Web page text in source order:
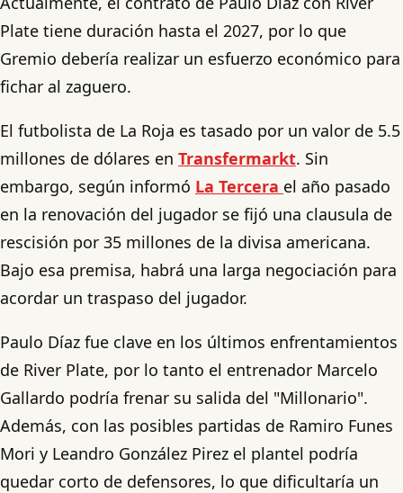
Plate tiene duración hasta el 2027, por lo que
Gremio debería realizar un esfuerzo económico para
fichar al zaguero.
El futbolista de La Roja es tasado por un valor de 5.5
millones de dólares en Transfermarkt. Sin
embargo, según informó La Tercera el año pasado
en la renovación del jugador se fijó una clausula de
rescisión por 35 millones de la divisa americana.
Bajo esa premisa, habrá una larga negociación para
acordar un traspaso del jugador.
Paulo Díaz fue clave en los últimos enfrentamientos
de River Plate, por lo tanto el entrenador Marcelo
Gallardo podría frenar su salida del "Millonario".
Además, con las posibles partidas de Ramiro Funes
Mori y Leandro González Pirez el plantel podría
quedar corto de defensores, lo que dificultaría un